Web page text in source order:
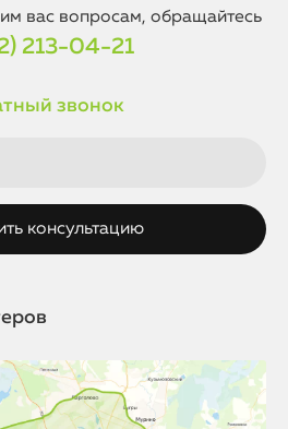
вас вопросам, обращайтесь
213-04-21
звонок